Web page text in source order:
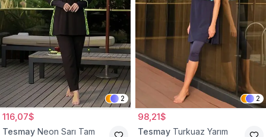
2
116,07$
Tesmay Neon Sarı Tam
2
98,21$
Tesmay Turkuaz Yarım